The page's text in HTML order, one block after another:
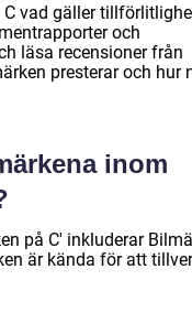
vad gäller
och
läsa recensioner från
presterar och hur
inom
på C' inkluderar
är kända för att